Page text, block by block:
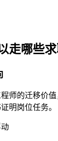
走哪些
师的迁移价
明岗位任务。